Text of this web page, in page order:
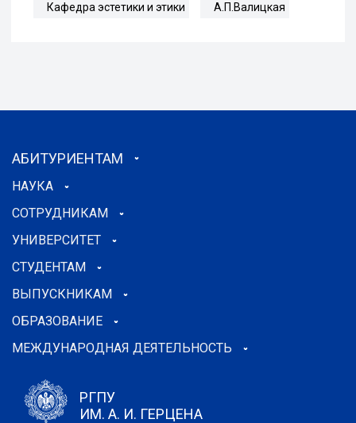
Кафедра эстетики и этики А.П.Валицкая
АБИТУРИЕНТАМ
НАУКА
СОТРУДНИКАМ
УНИВЕРСИТЕТ
СТУДЕНТАМ
ВЫПУСКНИКАМ
ОБРАЗОВАНИЕ
МЕЖДУНАРОДНАЯ ДЕЯТЕЛЬНОСТЬ
РГПУ
ИМ. А. И. ГЕРЦЕНА